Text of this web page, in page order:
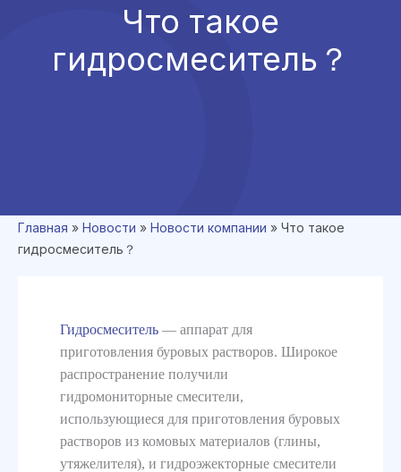
Что такое
гидросмеситель？
Главная » Новости » Новости компании » Что такое
гидросмеситель？
Гидросмеситель— аппарат для
приготовления буровых растворов. Широкое
распространение получили
гидромониторные смесители,
использующиеся для приготовления буровых
растворов из комовых материалов (глины,
утяжелителя), и гидроэжекторные смесители